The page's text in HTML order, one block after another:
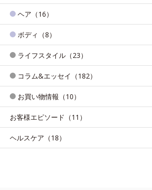
ヘア（16）
ボディ（8）
ライフスタイル（23）
コラム&エッセイ（182）
お買い物情報（10）
お客様エピソード（11）
ヘルスケア（18）